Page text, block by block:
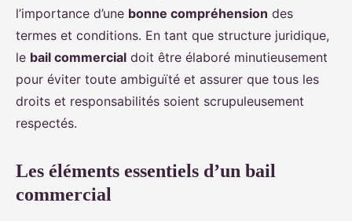
l’importance d’une bonne compréhension des
termes et conditions. En tant que structure juridique,
le bail commercial doit être élaboré minutieusement
pour éviter toute ambiguïté et assurer que tous les
droits et responsabilités soient scrupuleusement
respectés.
Les éléments essentiels d’un bail
commercial